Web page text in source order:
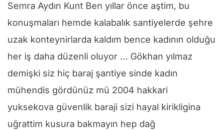
Semra Aydın Kunt Ben yıllar önce aştim, bu
konuşmaları hemde kalabalık santiyelerde şehre
uzak konteynirlarda kaldım bence kadının olduğu
her iş daha düzenli oluyor … Gökhan yılmaz
demişki siz hiç baraj şantiye sinde kadın
mühendis gördünüz mü 2004 hakkari
yuksekova güvenlik baraji sizi hayal kirikligina
uğrattim kusura bakmayın hep dağ